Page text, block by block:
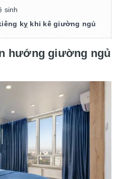
sinh
kỵ khi kê giường ngủ
hướng giường ngủ